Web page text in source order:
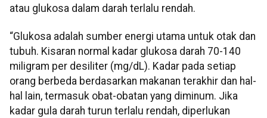
atau glukosa dalam darah terlalu rendah.
“Glukosa adalah sumber energi utama untuk otak dan
tubuh. Kisaran normal kadar glukosa darah 70-140
miligram per desiliter (mg/dL). Kadar pada setiap
orang berbeda berdasarkan makanan terakhir dan hal-
hal lain, termasuk obat-obatan yang diminum. Jika
kadar gula darah turun terlalu rendah, diperlukan